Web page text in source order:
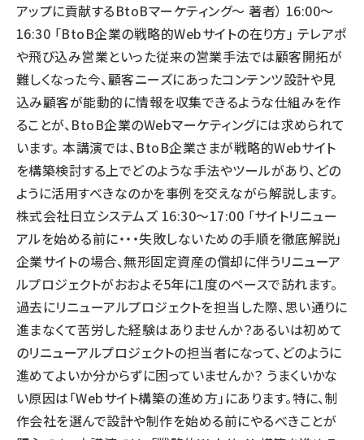
アップに貢献するBtoBマーケティング～ 著者） 16:00～
16:30 「BtoB企業の戦略的Webサイトの在り方」 テレアポ
や飛び込み営業といった従来の営業手法では顧客開拓が
難しくなった今、顧客ニーズにあったコンテンツ設計や見
込み顧客が能動的に情報を収集できるような仕組みを作
ることが、BtoB企業のWebマーケティングには求められて
います。 本講演では、BtoB企業さまが戦略的Webサイト
を構築検討する上でどのような手法やツールがあり、どの
ように活用すべきなのかを事例を交えながら解説します。
株式会社日立システムズ 16:30～17:00 「サイトリニュー
アルを始める前に・・・失敗しないための手順を徹底解説」
企業サイトの場合、無形固定資産の償却に伴うリニューア
ルプロジェクトがおおよそ5年に1度のペースで訪れます。
過去にリニューアルプロジェクトを担当した際、思い通りに
進まなくて苦労した経験はありませんか？あるいは初めて
のリニューアルプロジェクトの担当者になって、どのように
進めてよいか分からずに困っていませんか？ うまくいかな
い原因は「Webサイト構築の進め方」にあります。特に、制
作会社を選んで設計や制作を始める前にやるべきことが